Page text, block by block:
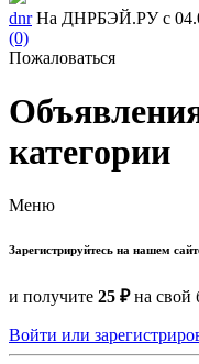
dnr На ДНРБЭЙ.РУ с
(0)
Пожаловаться
категории
Меню
Зарегистрируйтесь на нашем
и получите 25 ₽на свой
Войти или